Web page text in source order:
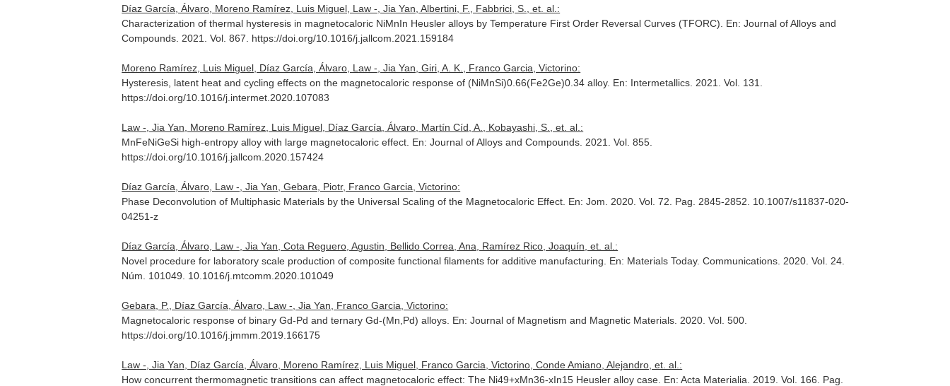
Díaz García, Álvaro, Moreno Ramírez, Luis Miguel, Law -, Jia Yan, Albertini, F., Fabbrici, S., et. al.:
Characterization of thermal hysteresis in magnetocaloric NiMnIn Heusler alloys by Temperature First Order Reversal Curves (TFORC). En: Journal of Alloys and
Compounds . 2021. Vol. 867. https://doi.org/10.1016/j.jallcom.2021.159184
Moreno Ramírez, Luis Miguel, Díaz García, Álvaro, Law -, Jia Yan, Giri, A. K., Franco Garcia, Victorino:
Hysteresis, latent heat and cycling effects on the magnetocaloric response of (NiMnSi)0.66(Fe2Ge)0.34 alloy. En: Intermetallics . 2021. Vol. 131.
https://doi.org/10.1016/j.intermet.2020.107083
Law -, Jia Yan, Moreno Ramírez, Luis Miguel, Díaz García, Álvaro, Martín Cíd, A., Kobayashi, S., et. al.:
MnFeNiGeSi high-entropy alloy with large magnetocaloric effect. En: Journal of Alloys and Compounds . 2021. Vol. 855.
https://doi.org/10.1016/j.jallcom.2020.157424
Díaz García, Álvaro, Law -, Jia Yan, Gebara, Piotr, Franco Garcia, Victorino:
Phase Deconvolution of Multiphasic Materials by the Universal Scaling of the Magnetocaloric Effect. En: Jom . 2020. Vol. 72. Pag. 2845-2852. 10.1007/s11837-020-
04251-z
Díaz García, Álvaro, Law -, Jia Yan, Cota Reguero, Agustin, Bellido Correa, Ana, Ramírez Rico, Joaquín, et. al.:
Novel procedure for laboratory scale production of composite functional filaments for additive manufacturing. En: Materials Today. Communications . 2020. Vol. 24.
Núm. 101049. 10.1016/j.mtcomm.2020.101049
Gebara, P., Díaz García, Álvaro, Law -, Jia Yan, Franco Garcia, Victorino:
Magnetocaloric response of binary Gd-Pd and ternary Gd-(Mn,Pd) alloys. En: Journal of Magnetism and Magnetic Materials . 2020. Vol. 500.
https://doi.org/10.1016/j.jmmm.2019.166175
Law -, Jia Yan, Díaz García, Álvaro, Moreno Ramírez, Luis Miguel, Franco Garcia, Victorino, Conde Amiano, Alejandro, et. al.:
How concurrent thermomagnetic transitions can affect magnetocaloric effect: The Ni49+xMn36-xIn15 Heusler alloy case. En: Acta Materialia . 2019. Vol. 166. Pag.